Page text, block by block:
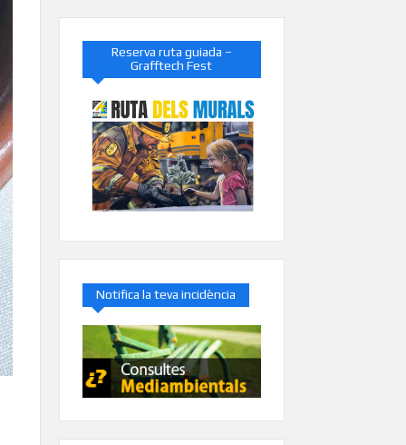
Reserva ruta guiada –
Grafftech Fest
Notifica la teva incidència